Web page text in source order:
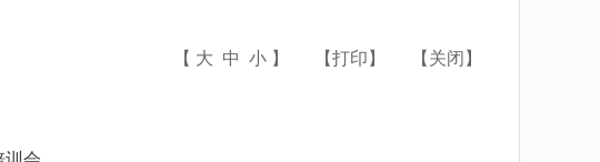
【 大 中 小 】 【打印 】 【 关闭 】